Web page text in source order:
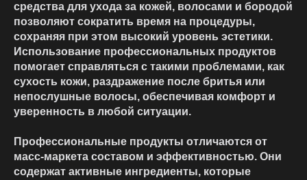
средства для ухода за кожей, волосами и бородой
позволяют сократить время на процедуры,
сохраняя при этом высокий уровень эстетики.
Использование профессиональных продуктов
помогает справляться с такими проблемами, как
сухость кожи, раздражение после бритья или
непослушные волосы, обеспечивая комфорт и
уверенность в любой ситуации.
Профессиональные продукты отличаются от
масс-маркета составом и эффективностью. Они
содержат активные ингредиенты, которые